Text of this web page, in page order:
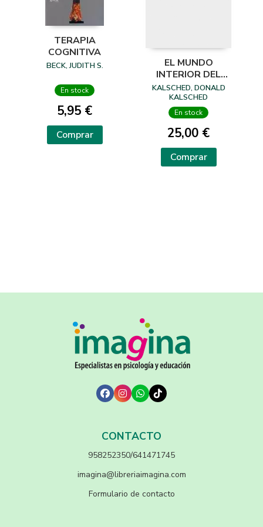
TERAPIA
COGNITIVA
BECK, JUDITH S.
En stock
5,95 €
Comprar
EL MUNDO
INTERIOR DEL
TRAUMA
KALSCHED, DONALD
KALSCHED
En stock
25,00 €
Comprar
CONTACTO
958252350/641471745
imagina@libreriaimagina.com
Formulario de contacto